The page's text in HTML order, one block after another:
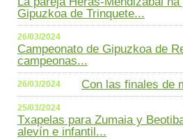
Gipuzkoa de Trinquete...
26/03/2024
Campeonato de Gipuzkoa de
campeonas...
26/03/2024 Con las finales de
25/03/2024
Txapelas para Zumaia y
alevín e infantil...